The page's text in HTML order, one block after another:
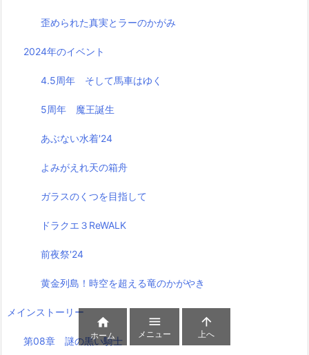
歪められた真実とラーのかがみ
2024年のイベント
4.5周年 そして馬車はゆく
5周年 魔王誕生
あぶない水着'24
よみがえれ天の箱舟
ガラスのくつを目指して
ドラクエ３ReWALK
前夜祭'24
黄金列島！時空を超える竜のかがやき
メインストーリー
第08章 謎の黒い騎士

ホーム

メニュー

上へ